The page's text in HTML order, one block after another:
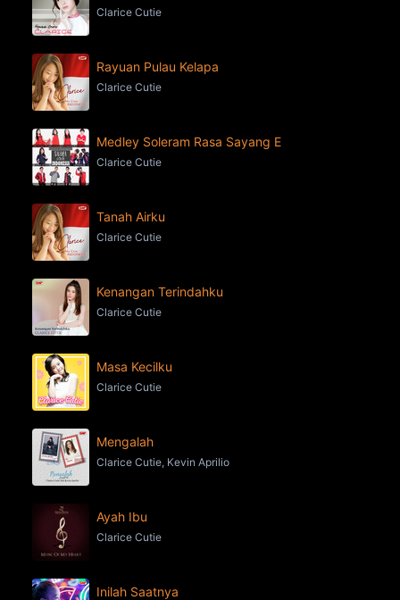
Clarice Cutie
Rayuan Pulau Kelapa
Clarice Cutie
Medley Soleram Rasa Sayang E
Clarice Cutie
Tanah Airku
Clarice Cutie
Kenangan Terindahku
Clarice Cutie
Masa Kecilku
Clarice Cutie
Mengalah
Clarice Cutie, Kevin Aprilio
Ayah Ibu
Clarice Cutie
Inilah Saatnya